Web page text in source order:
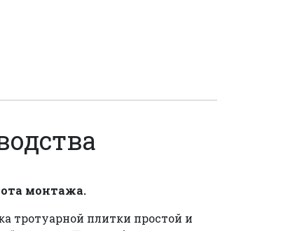
монтажа.
тротуарной плитки простой и